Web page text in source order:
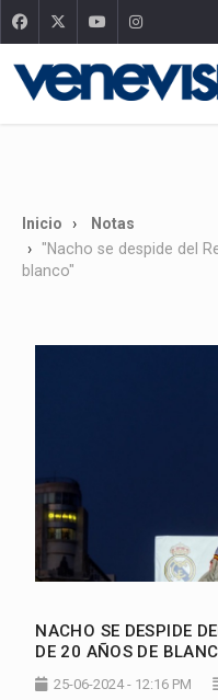
Inicio
Notas
"Nacho se despide del
blanco"
NACHO SE DESPIDE
DE 20 AÑOS DE
25-06-2024 - 12:16 PM